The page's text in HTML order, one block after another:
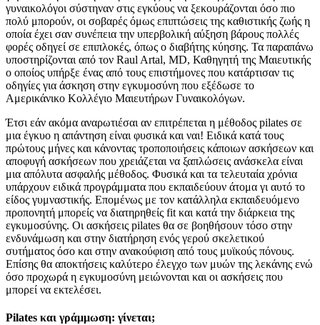
γυναικολόγοι σύστηναν στις εγκύους να ξεκουράζονται όσο πιο
πολύ μπορούν, οι σοβαρές όμως επιπτώσεις της καθιστικής ζωής η
οποία έχει σαν συνέπεια την υπερβολική αύξηση βάρους πολλές
φορές οδηγεί σε επιπλοκές, όπως ο διαβήτης κύησης. Τα παραπάνω
υποστηρίζονται από τον Raul Artal, MD, Καθηγητή της Μαιευτικής
ο οποίος υπήρξε ένας από τους επιστήμονες που κατάρτισαν τις
οδηγίες για άσκηση στην εγκυμοσύνη που εξέδωσε το
Αμερικάνικο Κολλέγιο Μαιευτήρων Γυναικολόγων.
Έτσι εάν ακόμα αναρωτιέσαι αν επιτρέπεται η μέθοδος pilates σε
μια έγκυο η απάντηση είναι φυσικά και ναι! Ειδικά κατά τους
πρώτους μήνες και κάνοντας τροποποιήσεις κάποιων ασκήσεων και
αποφυγή ασκήσεων που χρειάζεται να ξαπλώσεις ανάσκελα είναι
μια απόλυτα ασφαλής μέθοδος. Φυσικά και τα τελευταία χρόνια
υπάρχουν ειδικά προγράμματα που εκπαιδεύουν άτομα γι αυτό το
είδος γυμναστικής. Επομένως με τον κατάλληλα εκπαιδευόμενο
προπονητή μπορείς να διατηρηθείς fit και κατά την διάρκεια της
εγκυμοσύνης. Οι ασκήσεις pilates θα σε βοηθήσουν τόσο στην
ενδυνάμωση και στην διατήρηση ενός γερού σκελετικού
συτήματος όσο και στην ανακούφιση από τους μυϊκούς πόνους.
Επίσης θα αποκτήσεις καλύτερο έλεγχο των μυών της λεκάνης ενώ
όσο προχωρά η εγκυμοσύνη μειώνονται και οι ασκήσεις που
μπορεί να εκτελέσει.
Pilates και γράμμωση: γίνεται;